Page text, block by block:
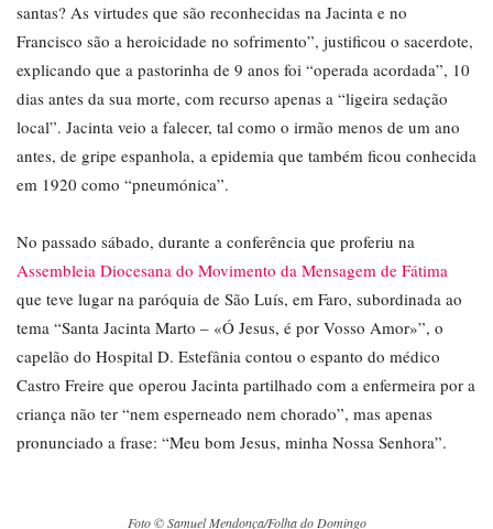
santas? As virtudes que são reconhecidas na Jacinta e no
Francisco são a heroicidade no sofrimento”, justificou o sacerdote,
explicando que a pastorinha de 9 anos foi “operada acordada”, 10
dias antes da sua morte, com recurso apenas a “ligeira sedação
local”. Jacinta veio a falecer, tal como o irmão menos de um ano
antes, de gripe espanhola, a epidemia que também ficou conhecida
em 1920 como “pneumónica”.
No passado sábado, durante a conferência que proferiu na
Assembleia Diocesana do Movimento da Mensagem de Fátima
que teve lugar na paróquia de São Luís, em Faro, subordinada ao
tema “Santa Jacinta Marto – «Ó Jesus, é por Vosso Amor»”, o
capelão do Hospital D. Estefânia contou o espanto do médico
Castro Freire que operou Jacinta partilhado com a enfermeira por a
criança não ter “nem esperneado nem chorado”, mas apenas
pronunciado a frase: “Meu bom Jesus, minha Nossa Senhora”.
Foto © Samuel Mendonça/Folha do Domingo